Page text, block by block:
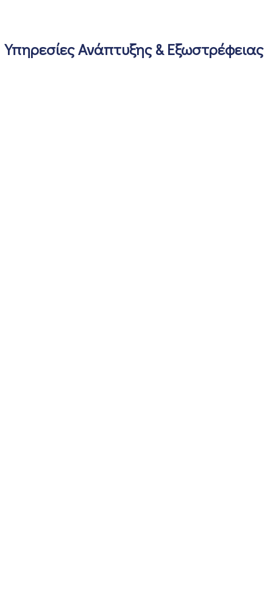
Υπηρεσίες Ανάπτυξης & Εξωστρέφειας